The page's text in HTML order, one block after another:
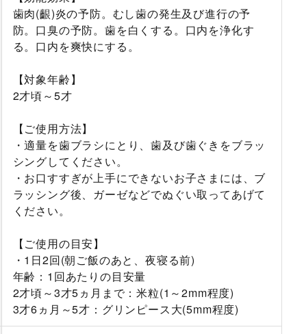
歯肉(齦)炎の予防。むし歯の発生及び進行の予
防。口臭の予防。歯を白くする。口内を浄化す
る。口内を爽快にする。
【対象年齢】
2才頃～5才
【ご使用方法】
・適量を歯ブラシにとり、歯及び歯ぐきをブラッ
シングしてください。
・お口すすぎが上手にできないお子さまには、ブ
ラッシング後、ガーゼなどでぬぐい取ってあげて
ください。
【ご使用の目安】
・1日2回(朝ご飯のあと、夜寝る前)
年齢：1回あたりの目安量
2才頃～3才5ヵ月まで：米粒(1～2mm程度)
3才6ヵ月～5才：グリンピース大(5mm程度)